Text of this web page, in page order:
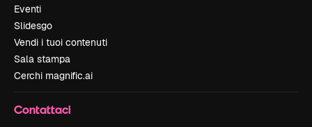
Eventi
Slidesgo
Vendi i tuoi contenuti
Sala stampa
Cerchi magnific.ai
Contattaci